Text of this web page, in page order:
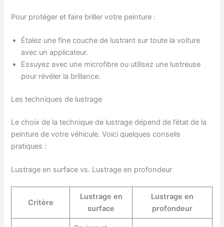
Pour protéger et faire briller votre peinture :
Étalez une fine couche de lustrant sur toute la voiture
avec un applicateur.
Essuyez avec une microfibre ou utilisez une lustreuse
pour révéler la brillance.
Les techniques de lustrage
Le choix de la technique de lustrage dépend de l’état de la
peinture de votre véhicule. Voici quelques conseils
pratiques :
Lustrage en surface vs. Lustrage en profondeur
Critère
Lustrage en
surface
Lustrage en
profondeur